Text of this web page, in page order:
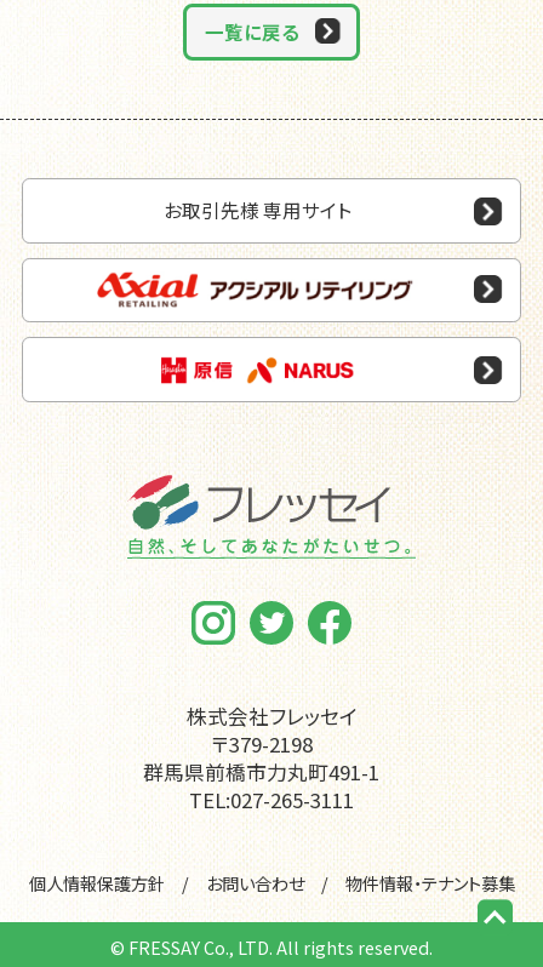
一覧に戻る
ページの先頭に戻る
お取引先様 専用サイト
株式会社フレッセイ
〒379-2198
群馬県前橋市力丸町491-1
TEL:027-265-3111
個人情報保護方針 お問い合わせ 物件情報・テナント募集
© FRESSAY Co., LTD. All rights reserved.